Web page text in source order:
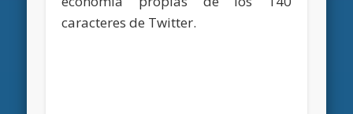
caracteres de Twitter.